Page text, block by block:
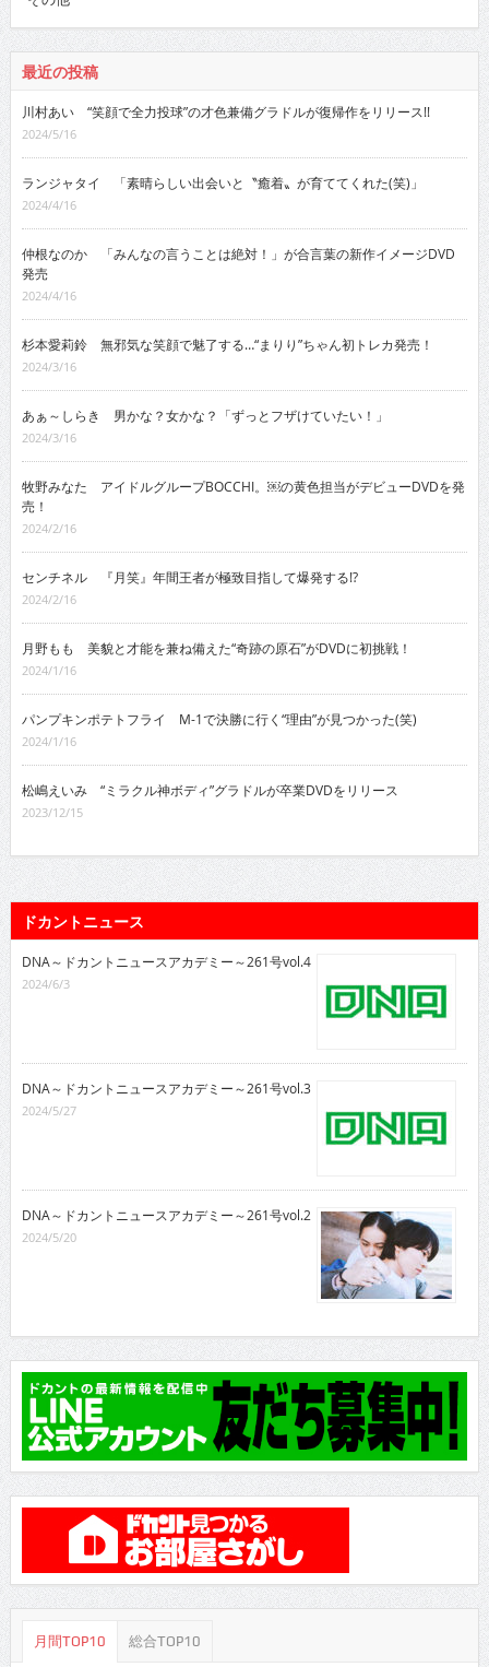
最近の投稿
川村あい “笑顔で全力投球”の才色兼備グラドルが復帰作をリリース!!
2024/5/16
ランジャタイ 「素晴らしい出会いと〝癒着〟が育ててくれた(笑)」
2024/4/16
仲根なのか 「みんなの言うことは絶対！」が合言葉の新作イメージDVD
発売
2024/4/16
杉本愛莉鈴 無邪気な笑顔で魅了する…“まりり”ちゃん初トレカ発売！
2024/3/16
あぁ～しらき 男かな？女かな？「ずっとフザけていたい！」
2024/3/16
牧野みなた アイドルグループBOCCHI。￼の黄色担当がデビューDVDを発
売！
2024/2/16
センチネル 『月笑』年間王者が極致目指して爆発する!?
2024/2/16
月野もも 美貌と才能を兼ね備えた“奇跡の原石”がDVDに初挑戦！
2024/1/16
パンプキンポテトフライ M-1で決勝に行く“理由”が見つかった(笑)
2024/1/16
松嶋えいみ “ミラクル神ボディ”グラドルが卒業DVDをリリース
2023/12/15
ドカントニュース
DNA～ドカントニュースアカデミー～261号vol.4
2024/6/3
DNA～ドカントニュースアカデミー～261号vol.3
2024/5/27
DNA～ドカントニュースアカデミー～261号vol.2
2024/5/20
月間TOP10 総合TOP10